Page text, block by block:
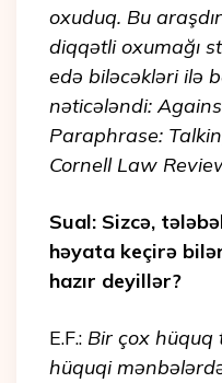
oxuduq. Bu
diqqətli oxumağı
edə biləcəkləri ilə
nəticələndi:
Paraphrase:
Cornell Law
Sual: Sizcə,
həyata keçirə
hazır deyillər?
E.F.: Bir çox hüquq
hüquqi